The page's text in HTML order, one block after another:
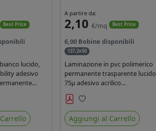
Best Price
lucido,
adesivo
stampe
e latex.
A partire da:
2,10 €/mq Best Price
6,00 Bobine disponibili
137,2x50
Laminazione in pvc polimerico
permanente trasparente lucido
75µ adesivo acrilico
permanente durata 5 anni con
filtro uv, carta kraft. Ideale per
stampe con inchiostro
ecosolvente, UV e latex.
Preferiti
Aggiungi al Carrello